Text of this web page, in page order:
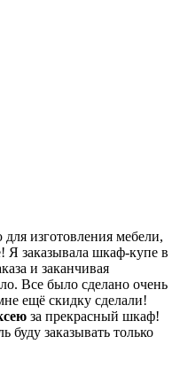
изготовления мебели,
заказывала шкаф-купе в
и заканчивая
Все было сделано очень
ещё скидку сделали!
за прекрасный шкаф!
буду заказывать только